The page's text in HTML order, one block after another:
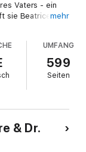
Vaters - ein
sie Beatrice,
aus der
das alles
Elaine
Das Haus
des
in Paris.
mehr
UMFANG
599
Seiten
& Dr.